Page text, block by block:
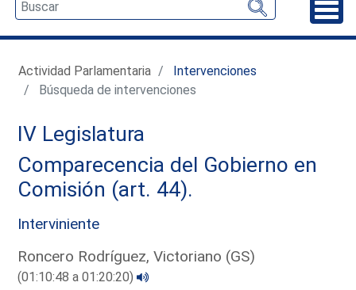
Actividad Parlamentaria
Intervenciones
Búsqueda de intervenciones
IV Legislatura
Comparecencia del Gobierno en
Comisión (art. 44).
Interviniente
Roncero Rodríguez, Victoriano (GS)
(01:10:48 a 01:20:20)